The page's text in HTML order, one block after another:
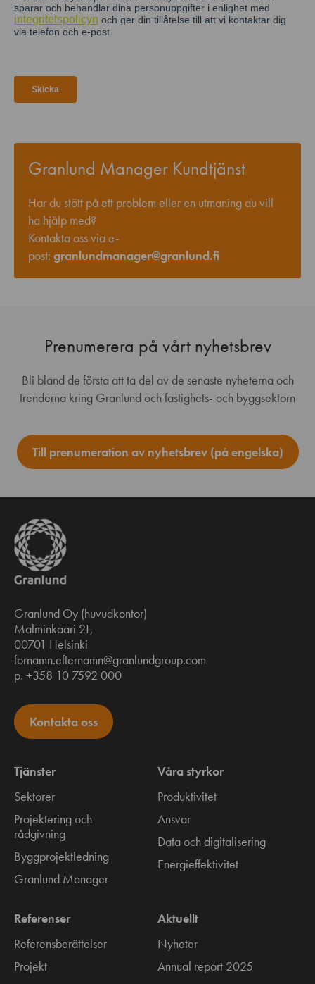
Granlund Manager Kundtjänst
Har du stött på ett problem eller en utmaning du vill
ha hjälp med?
Kontakta oss via e-
post: granlundmanager@granlund.fi
Prenumerera på vårt nyhetsbrev
Bli bland de första att ta del av de senaste nyheterna och
trenderna kring Granlund och fastighets- och byggsektorn
Till prenumeration av nyhetsbrev (på engelska)
Granlund Oy (huvudkontor)
Malminkaari 21,
00701 Helsinki
fornamn.efternamn@granlundgroup.com
p. +358 10 7592 000
Kontakta oss
Tjänster
Sektorer
Projektering och
rådgivning
Byggprojektledning
Granlund Manager
Våra styrkor
Produktivitet
Ansvar
Data och digitalisering
Energieffektivitet
Referenser
Referensberättelser
Projekt
Aktuellt
Nyheter
Annual report 2025